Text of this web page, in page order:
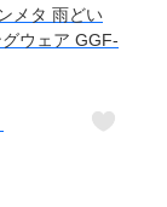
メタ 雨どい
ウェア GGF-